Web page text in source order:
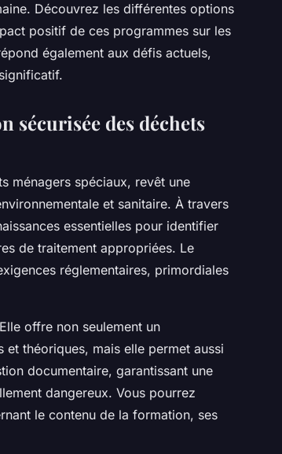
Découvrez les différentes options
positif de ces programmes sur les
également aux défis actuels,
sécurisée des déchets
ménagers spéciaux, revêt une
et sanitaire. À travers
essentielles pour identifier
de traitement appropriées. Le
réglementaires, primordiales
offre non seulement un
théoriques, mais elle permet aussi
documentaire, garantissant une
dangereux. Vous pourrez
le contenu de la formation, ses